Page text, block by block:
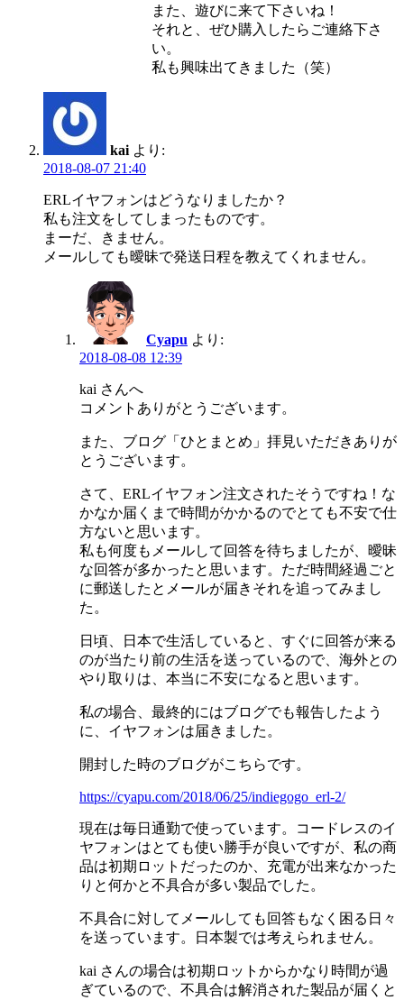
また、遊びに来て下さいね！
それと、ぜひ購入したらご連絡下さ
い。
私も興味出てきました（笑）
kai より:
2018-08-07 21:40
ERLイヤフォンはどうなりましたか？
私も注文をしてしまったものです。
まーだ、きません。
メールしても曖昧で発送日程を教えてくれません。
Cyapu より:
2018-08-08 12:39
kai さんへ
コメントありがとうございます。
また、ブログ「ひとまとめ」拝見いただきありが
とうございます。
さて、ERLイヤフォン注文されたそうですね！な
かなか届くまで時間がかかるのでとても不安で仕
方ないと思います。
私も何度もメールして回答を待ちましたが、曖昧
な回答が多かったと思います。ただ時間経過ごと
に郵送したとメールが届きそれを追ってみまし
た。
日頃、日本で生活していると、すぐに回答が来る
のが当たり前の生活を送っているので、海外との
やり取りは、本当に不安になると思います。
私の場合、最終的にはブログでも報告したよう
に、イヤフォンは届きました。
開封した時のブログがこちらです。
https://cyapu.com/2018/06/25/indiegogo_erl-2/
現在は毎日通勤で使っています。コードレスのイ
ヤフォンはとても使い勝手が良いですが、私の商
品は初期ロットだったのか、充電が出来なかった
りと何かと不具合が多い製品でした。
不具合に対してメールしても回答もなく困る日々
を送っています。日本製では考えられません。
kai さんの場合は初期ロットからかなり時間が過
ぎているので、不具合は解消された製品が届くと